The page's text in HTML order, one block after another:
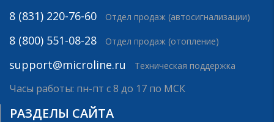
8 (831) 220-76-60 Отдел продаж (автосигнализации)
8 (800) 551-08-28 Отдел продаж (отопление)
support@microline.ru Техническая поддержка
Часы работы: пн-пт с 8 до 17 по МСК
РАЗДЕЛЫ САЙТА